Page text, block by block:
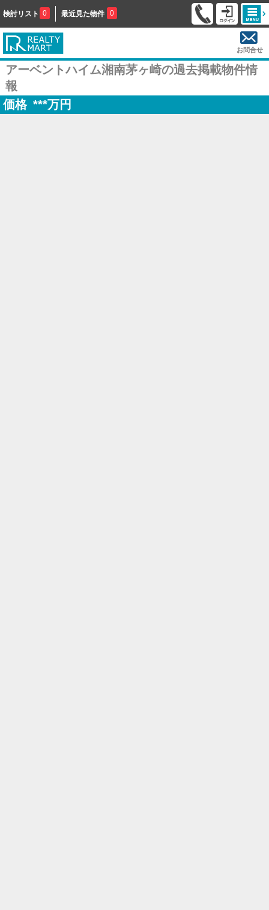
検討リスト 0 最近見た物件 0
お問合せ
アーベントハイム湘南茅ヶ崎の過去掲載物件情
報
価格 ***万円